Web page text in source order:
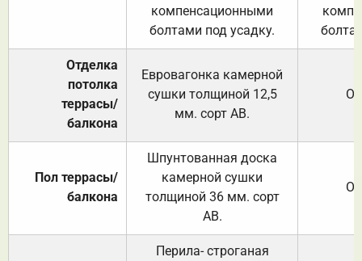
компенсационными
болтами под усадку.
Отделка
потолка
террасы/
балкона
Евровагонка камерной
сушки толщиной 12,5
мм. сорт АВ.
Пол террасы/
балкона
Шпунтованная доска
камерной сушки
толщиной 36 мм. сорт
АВ.
Перила- строганая